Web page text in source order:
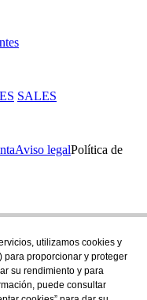
SALES
Aviso legalPolítica de
con nosotros en nuestra
utilizamos cookies y
para proporcionar y proteger
su rendimiento y para
puede consultar